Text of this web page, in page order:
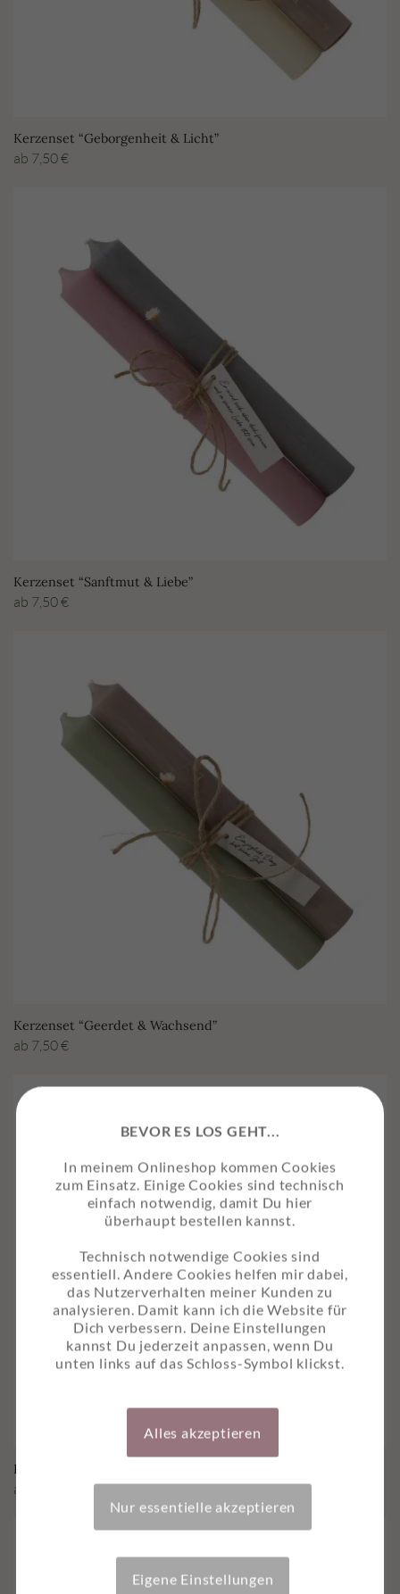
Kerzenset “Geborgenheit & Licht”
ab 7,50€
Kerzenset “Sanftmut & Liebe”
ab 7,50€
Kerzenset “Geerdet & Wachsend”
ab 7,50€
Kerzenset “Wärme & Trost”
ab
BEVOR ES LOS GEHT...
In meinem Onlineshop kommen Cookies
zum Einsatz. Einige Cookies sind technisch
einfach notwendig, damit Du hier
überhaupt bestellen kannst.
Technisch notwendige Cookies sind
essentiell. Andere Cookies helfen mir dabei,
das Nutzerverhalten meiner Kunden zu
analysieren. Damit kann ich die Website für
Dich verbessern. Deine Einstellungen
kannst Du jederzeit anpassen, wenn Du
unten links auf das Schloss-Symbol klickst.
Alles akzeptieren
Nur essentielle akzeptieren
Eigene Einstellungen